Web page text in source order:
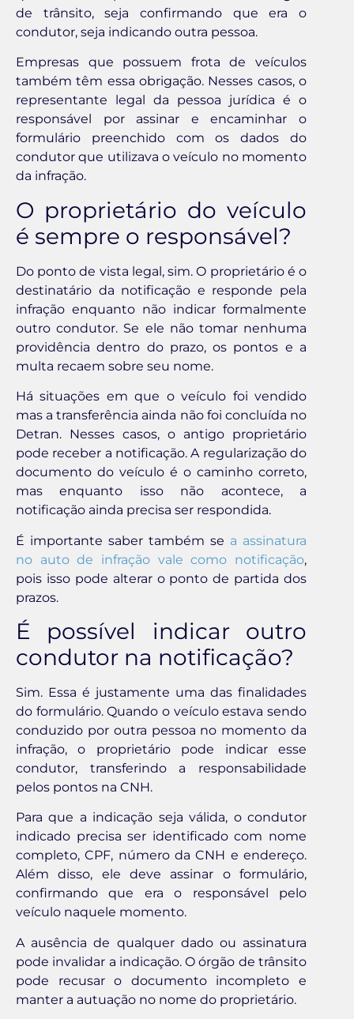
de trânsito, seja confirmando que era o
condutor, seja indicando outra pessoa.
Empresas que possuem frota de veículos
também têm essa obrigação. Nesses casos, o
representante legal da pessoa jurídica é o
responsável por assinar e encaminhar o
formulário preenchido com os dados do
condutor que utilizava o veículo no momento
da infração.
O proprietário do veículo
é sempre o responsável?
Do ponto de vista legal, sim. O proprietário é o
destinatário da notificação e responde pela
infração enquanto não indicar formalmente
outro condutor. Se ele não tomar nenhuma
providência dentro do prazo, os pontos e a
multa recaem sobre seu nome.
Há situações em que o veículo foi vendido
mas a transferência ainda não foi concluída no
Detran. Nesses casos, o antigo proprietário
pode receber a notificação. A regularização do
documento do veículo é o caminho correto,
mas enquanto isso não acontece, a
notificação ainda precisa ser respondida.
É importante saber também se a assinatura
no auto de infração vale como notificação,
pois isso pode alterar o ponto de partida dos
prazos.
É possível indicar outro
condutor na notificação?
Sim. Essa é justamente uma das finalidades
do formulário. Quando o veículo estava sendo
conduzido por outra pessoa no momento da
infração, o proprietário pode indicar esse
condutor, transferindo a responsabilidade
pelos pontos na CNH.
Para que a indicação seja válida, o condutor
indicado precisa ser identificado com nome
completo, CPF, número da CNH e endereço.
Além disso, ele deve assinar o formulário,
confirmando que era o responsável pelo
veículo naquele momento.
A ausência de qualquer dado ou assinatura
pode invalidar a indicação. O órgão de trânsito
pode recusar o documento incompleto e
manter a autuação no nome do proprietário.